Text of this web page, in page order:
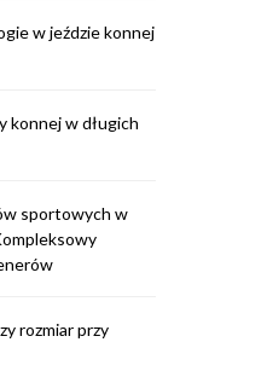
w jeździe konnej
konnej w długich
sportowych w
rozmiar przy